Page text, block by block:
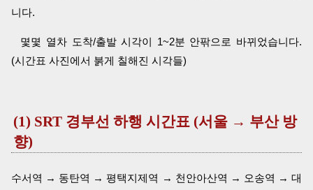
니다.
몇몇 열차 도착/출발 시각이 1~2분 안팎으로 바뀌었습니다.
(시간표 사진에서 붉게 칠해진 시각들)
(1) SRT 경부선 하행 시간표 (서울 → 부산 방
향)
수서역 → 동탄역 → 평택지제역 → 천안아산역 → 오송역 → 대